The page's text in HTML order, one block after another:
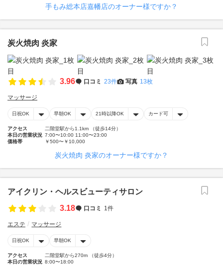
手もみ総本店嘉幡店のオーナー様ですか？
炭火焼肉 炎家
3.96 口コミ 23件 写真 13枚
マッサージ
日祝OK 早朝OK 21時以降OK カード可
アクセス
二階堂駅から1.1km （徒歩14分）
本日の営業状況 7:00〜10:00 11:00〜23:00
価格帯
￥500〜￥10,000
炭火焼肉 炎家のオーナー様ですか？
アイクリン・ヘルスビューティサロン
3.18
口コミ 1件
エステ マッサージ
日祝OK 早朝OK
アクセス
二階堂駅から270m （徒歩4分）
本日の営業状況 8:00〜18:00